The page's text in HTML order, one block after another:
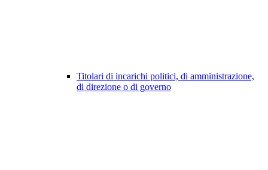
Titolari di incarichi politici, di amministrazione,
di direzione o di governo